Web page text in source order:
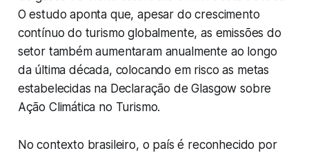
O estudo aponta que, apesar do crescimento
contínuo do turismo globalmente, as emissões do
setor também aumentaram anualmente ao longo
da última década, colocando em risco as metas
estabelecidas na Declaração de Glasgow sobre
Ação Climática no Turismo.
No contexto brasileiro, o país é reconhecido por